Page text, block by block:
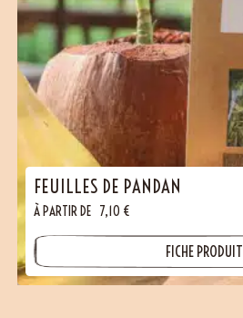
FEUILLES DE PANDAN
À PARTIR DE 7,10 €
FICHE PRODUIT